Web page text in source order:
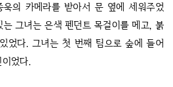
의 카메라를 받아서 문 옆에 세워주었
그녀는 은색 펜던트 목걸이를 메고, 붉
었다. 그녀는 첫 번째 팀으로 숲에 들어
었다.